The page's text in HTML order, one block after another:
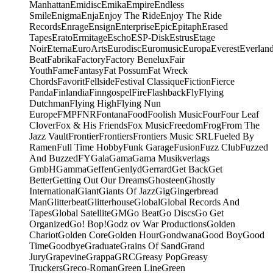
ManhattanEmidiscEmikaEmpireEndless
SmileEnigmaEnjaEnjoy The RideEnjoy The Ride
RecordsEnrageEnsignEnterpriseEpicEpitaphErased
TapesEratoErmitageEschoESP-DiskEstrusEtage
NoirEternaEuroArtsEurodiscEuromusicEuropaEverest
BeatFabrikaFactoryFactory BeneluxFair
YouthFameFantasyFat PossumFat Wreck
ChordsFavoritFellsideFestival ClassiqueFictionFierce
PandaFinlandiaFinngospelFireFlashbackFlyFlying
DutchmanFlying HighFlying Nun
EuropeFMPFNRFontanaFoodFoolish MusicFourFour Leaf
CloverFox & His FriendsFox MusicFreedomFrogFrom The
Jazz VaultFrontierFrontiersFrontiers Music SRLFueled By
RamenFull Time HobbyFunk GarageFusionFuzz ClubFuzzed
And BuzzedFYGalaGamaGama Musikverlags
GmbHGammaGeffenGenlydGerrardGet BackGet
BetterGetting Out Our DreamsGhosteenGhostly
InternationalGiantGiants Of JazzGigGingerbread
ManGlitterbeatGlitterhouseGlobalGlobal Records And
TapesGlobal SatelliteGMGo BeatGo DiscsGo Get
OrganizedGo! Bop!Godz ov War ProductionsGolden
ChariotGolden CoreGolden HourGondwanaGood BoyGood
TimeGoodbyeGraduateGrains Of SandGrand
JuryGrapevineGrappaGRCGreasy PopGreasy
TruckersGreco-RomanGreen LineGreen